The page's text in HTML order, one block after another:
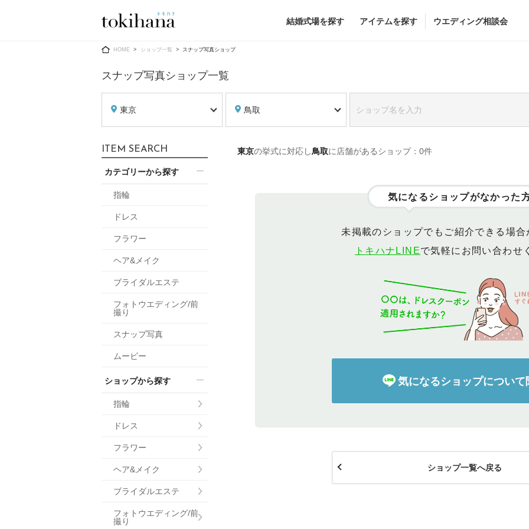
結婚式場を探す アイテムを探す
Ring
すべてのアイテム
指輪ショップ一覧
Dress
ウエディングドレス （メーカー直
会場装花
フラワーショップ一覧 ブライダルエステ
ウエディング相談会
HOME ショップ一覧 スナップ写真ショップ
スナップ写真ショップ一覧
東京 鳥取
東京の挙式に対応し鳥取に店舗があるショップ：0件
気になるショップがなかった
未掲載のショップでもご紹介できる場合
トキハナLINEで気軽にお問い合わせ
気になるショップについて
ショップ一覧へ戻る
ITEM SEARCH
カテゴリーから探す
指輪
ドレス
フラワー
ヘア&メイク
ブライダルエステ
フォトウエディング/前
撮り
スナップ写真
ムービー
ショップから探す
指輪
ドレス
フラワー
ヘア&メイク
ブライダルエステ
フォトウエディング/前
撮り